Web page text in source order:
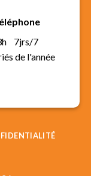
7jrs/7
de l'année